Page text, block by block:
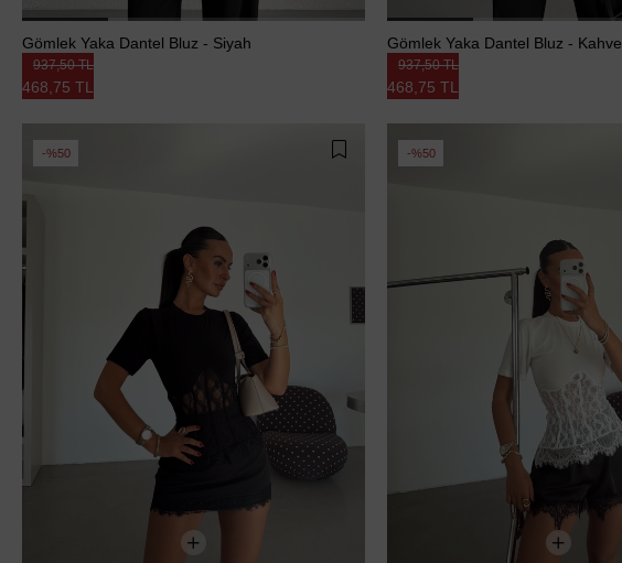
Gömlek Yaka Dantel Bluz - Siyah
468,75 TL
937,50 TL
Gömlek Yaka Dantel Bluz - Kahve
468,75 TL
937,50 TL
%50 %50